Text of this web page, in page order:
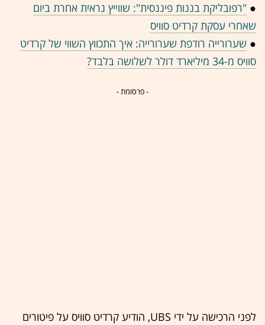
● "רפובליקת בננות פיננסית": שווייץ נראית אחרת ביום
שאחרי עסקת קרדיט סוויס
● שערורייה רודפת שערורייה: איך התכווץ השווי של קרדיט
סוויס מ-34 מיליארד דולר לשלושה בלבד?
- פרסומת -
לפני הרכישה על ידי UBS, הודיע קרדיט סוויס על פיטורים